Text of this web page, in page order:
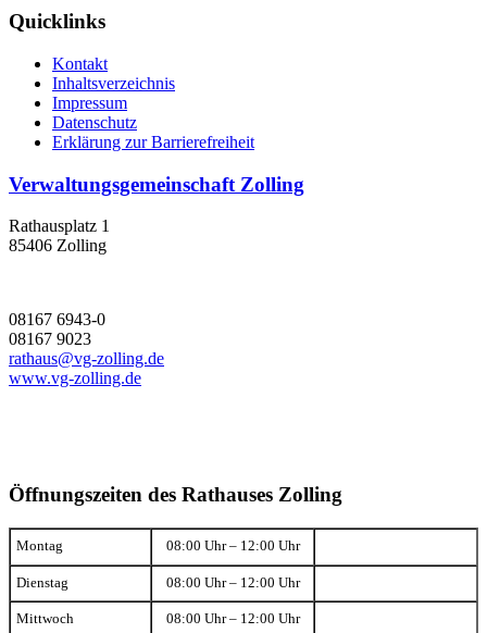
Quicklinks
Kontakt
Inhaltsverzeichnis
Impressum
Datenschutz
Erklärung zur Barrierefreiheit
Verwaltungsgemeinschaft Zolling
Rathausplatz 1
85406 Zolling
08167 6943-0
08167 9023
rathaus@vg-zolling.de
www.vg-zolling.de
Öffnungszeiten des Rathauses Zolling
Montag 08:00 Uhr – 12:00 Uhr
Dienstag 08:00 Uhr – 12:00 Uhr
Mittwoch 08:00 Uhr – 12:00 Uhr